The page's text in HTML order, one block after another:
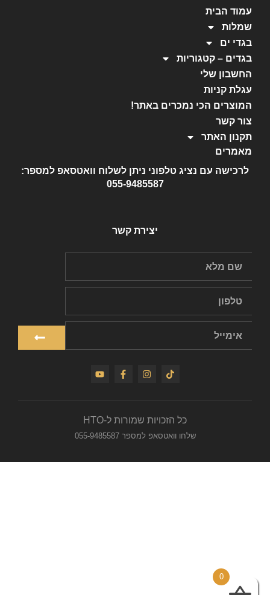
עמוד הבית
שמלות
בגדי ים
בגדים – קטגוריות
החשבון שלי
עגלת קניות
המוצרים הכי נמכרים באתר!
צור קשר
תקנון האתר
מאמרים
לרכישה עם נציג טלפוני ניתן לשלוח וואטסאפ למספר:
055-9485587
יצירת קשר
כל הזכויות שמורות ל-HTO
שלחו וואטסאפ למספר 055-9485587
0